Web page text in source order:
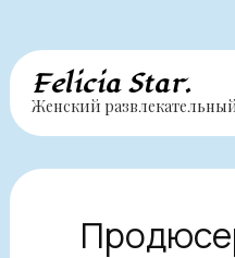
Перейти
содержимому
Felicia Star.
Женский